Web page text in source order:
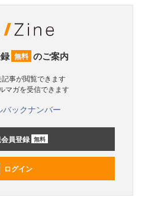
無料 のご案内
記事が閲覧できます
マガを受信できます
バックナンバー
員登録 無料
ログイン